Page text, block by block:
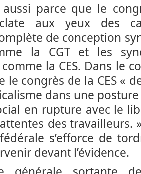
aussi parce que le
aux yeux des
de conception
la CGT et les
la CES. Dans le
le congrès de la CES «
dans une
en rupture avec le
des travailleurs.
s’efforce de
devant l’évidence.